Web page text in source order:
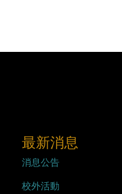
最新消息
消息公告
校外活動